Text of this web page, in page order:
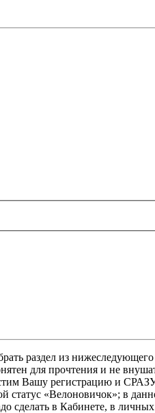
раздел из
для прочтения и не
Вашу регистрацию и
«Велоновичок»; в
сделать в Кабинете, в